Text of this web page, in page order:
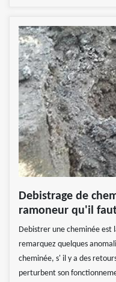
Debistrage de
ramoneur qu'il
Debistrer une cheminée est
remarquez quelques
cheminée, s' il y a des
perturbent son